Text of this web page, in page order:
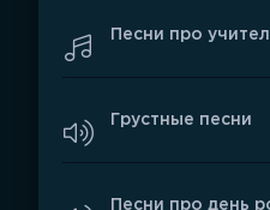
Песни про
Грустные песни